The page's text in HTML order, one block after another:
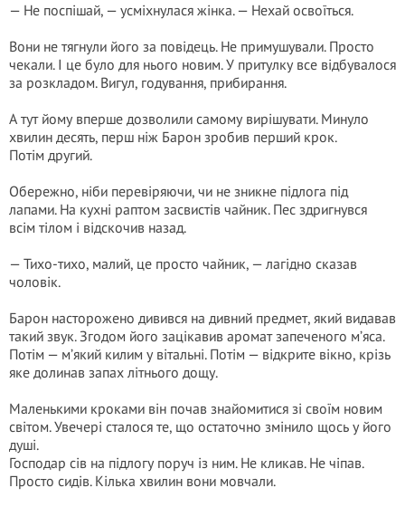
— Не поспішай, — усміхнулася жінка. — Нехай освоїться.
Вони не тягнули його за повідець. Не примушували. Просто
чекали. І це було для нього новим. У притулку все відбувалося
за розкладом. Вигул, годування, прибирання.
А тут йому вперше дозволили самому вирішувати. Минуло
хвилин десять, перш ніж Барон зробив перший крок.
Потім другий.
Обережно, ніби перевіряючи, чи не зникне підлога під
лапами. На кухні раптом засвистів чайник. Пес здригнувся
всім тілом і відскочив назад.
— Тихо-тихо, малий, це просто чайник, — лагідно сказав
чоловік.
Барон насторожено дивився на дивний предмет, який видавав
такий звук. Згодом його зацікавив аромат запеченого м’яса.
Потім — м’який килим у вітальні. Потім — відкрите вікно, крізь
яке долинав запах літнього дощу.
Маленькими кроками він почав знайомитися зі своїм новим
світом. Увечері сталося те, що остаточно змінило щось у його
душі.
Господар сів на підлогу поруч із ним. Не кликав. Не чіпав.
Просто сидів. Кілька хвилин вони мовчали.